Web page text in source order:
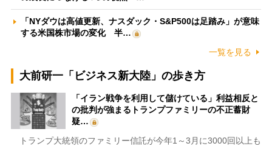
「NYダウは高値更新、ナスダック・S&P500は足踏み」が意味
する米国株市場の変化 半…
一覧を見る
大前研一「ビジネス新大陸」の歩き方
「イラン戦争を利用して儲けている」利益相反と
の批判が強まるトランプファミリーの不正蓄財
疑…
トランプ大統領のファミリー信託が今年1～3月に3000回以上も